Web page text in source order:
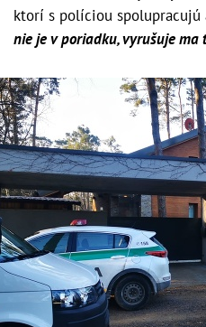
ktorí s políciou spolupracujú
nie je v poriadku, vyrušuje ma